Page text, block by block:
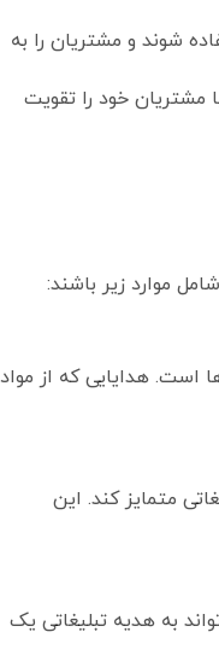
شوند و مشتریان را به
مشتریان خود را تقویت
موارد زیر باشند:
است. هدایایی که از مواد
متمایز کند. این
به هدیه تبلیغاتی یک